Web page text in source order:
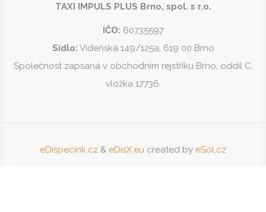
TAXI IMPULS PLUS Brno, spol. s r.o.
IČO: 60735597
Sídlo: Vídeňská 149/125a, 619 00 Brno
Společnost zapsaná v obchodním rejstříku Brno, oddíl C,
vložka 17736.
eDispecink.cz & eDisX.eu created by eSol.cz